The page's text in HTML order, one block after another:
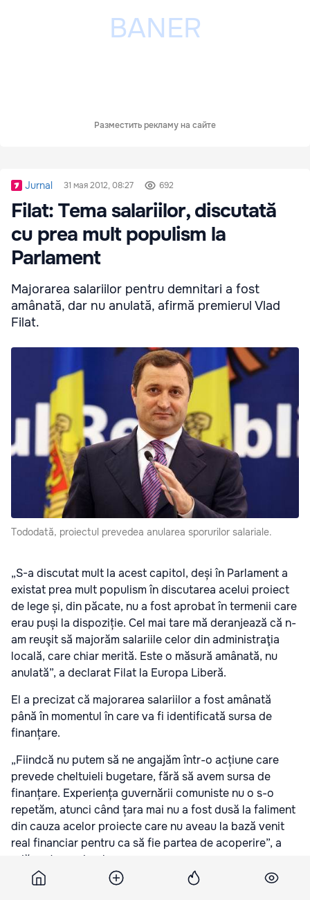
Разместить рекламу на сайте
Jurnal 31 мая 2012, 08:27 692
Filat: Tema salariilor, discutată
cu prea mult populism la
Parlament
Majorarea salariilor pentru demnitari a fost
amânată, dar nu anulată, afirmă premierul Vlad
Filat.
Tododată, proiectul prevedea anularea sporurilor salariale.
„S-a discutat mult la acest capitol, deși în Parlament a
existat prea mult populism în discutarea acelui proiect
de lege și, din păcate, nu a fost aprobat în termenii care
erau puși la dispoziție. Cel mai tare mă deranjează că n-
am reuşit să majorăm salariile celor din administraţia
locală, care chiar merită. Este o măsură amânată, nu
anulată”, a declarat Filat la Europa Liberă.
El a precizat că majorarea salariilor a fost amânată
până în momentul în care va fi identificată sursa de
finanțare.
„Fiindcă nu putem să ne angajăm într-o acțiune care
prevede cheltuieli bugetare, fără să avem sursa de
finanțare. Experiența guvernării comuniste nu o s-o
repetăm, atunci când țara mai nu a fost dusă la faliment
din cauza acelor proiecte care nu aveau la bază venit
real financiar pentru ca să fie partea de acoperire”, a
adăugat premierul.
De la 1 iunie, preşedintele Parlamentului urma să ridice